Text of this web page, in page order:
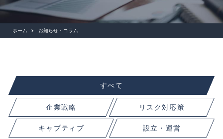
ホーム お知らせ・コラム
すべて
企業戦略 リスク対応策
キャプティブ 設立・運営